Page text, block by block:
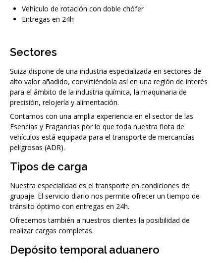
Vehículo de rotación con doble chófer
Entregas en 24h
Sectores
Suiza dispone de una industria especializada en sectores de
alto valor añadido, convirtiéndola así en una región de interés
para el ámbito de la industria química, la maquinaria de
precisión, relojería y alimentación.
Contamos con una amplia experiencia en el sector de las
Esencias y Fragancias por lo que toda nuestra flota de
vehículos está equipada para el transporte de mercancías
peligrosas (ADR).
Tipos de carga
Nuestra especialidad es el transporte en condiciones de
grupaje. El servicio diario nos permite ofrecer un tiempo de
tránsito óptimo con entregas en 24h.
Ofrecemos también a nuestros clientes la posibilidad de
realizar cargas completas.
Depósito temporal aduanero